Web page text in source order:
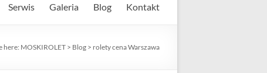
Serwis Galeria Blog Kontakt
here: MOSKIROLET > Blog > rolety cena Warszawa